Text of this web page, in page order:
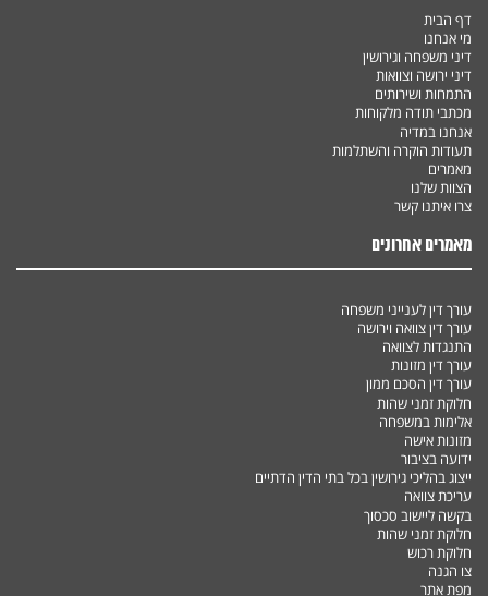
דף הבית
מי אנחנו
דיני משפחה וגירושין
דיני ירושה וצוואות
התמחות ושירותים
מכתבי תודה מלקוחות
אנחנו במדיה
תעודות הוקרה והשתלמות
מאמרים
הצוות שלנו
צרו איתנו קשר
מאמרים אחרונים
עורך דין לענייני משפחה
עורך דין צוואה וירושה
התנגדות לצוואה
עורך דין מזונות
עורך דין הסכם ממון
חלוקת זמני שהות
אלימות במשפחה
מזונות אישה
ידועה בציבור
ייצוג בהליכי גירושין בכל בתי הדין הדתיים
עריכת צוואה
בקשה ליישוב סכסוך
חלוקת זמני שהות
חלוקת רכוש
צו הגנה
מפת אתר